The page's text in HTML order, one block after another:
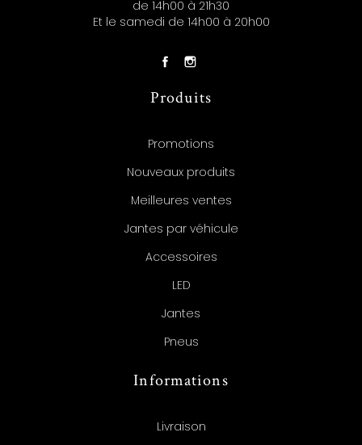
de 14h00 à 21h30
Et le samedi de 14h00 à 20h00
Produits
Promotions
Nouveaux produits
Meilleures ventes
Jantes par véhicule
Accessoires
LED
Jantes
Pneus
Informations
Livraison